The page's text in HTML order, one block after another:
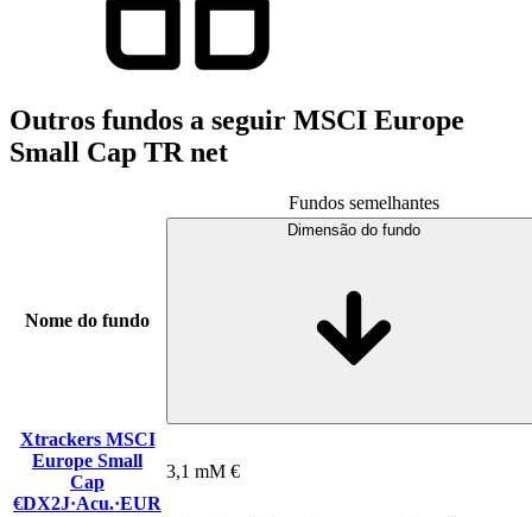
Outros fundos a seguir MSCI Europe
Small Cap TR net
Fundos semelhantes
Nome do fundo
Dimensão do fundo
Xtrackers MSCI
Europe Small
Cap
€DX2J·Acu.·EUR
3,1 mM €